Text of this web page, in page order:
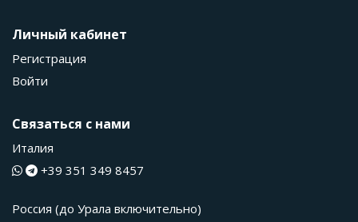
Личный кабинет
Регистрация
Войти
Связаться с нами
Италия
+39 351 349 8457
Россия (до Урала включительно)